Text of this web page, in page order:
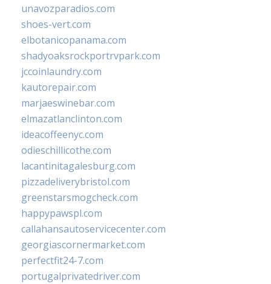
unavozparadios.com
shoes-vert.com
elbotanicopanama.com
shadyoaksrockportrvpark.com
jccoinlaundry.com
kautorepair.com
marjaeswinebar.com
elmazatlanclinton.com
ideacoffeenyc.com
odieschillicothe.com
lacantinitagalesburg.com
pizzadeliverybristol.com
greenstarsmogcheck.com
happypawspl.com
callahansautoservicecenter.com
georgiascornermarket.com
perfectfit24-7.com
portugalprivatedriver.com